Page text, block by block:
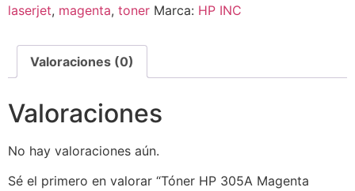
laserjet, magenta, toner Marca: HP INC
Valoraciones (0)
Valoraciones
No hay valoraciones aún.
Sé el primero en valorar “Tóner HP 305A Magenta